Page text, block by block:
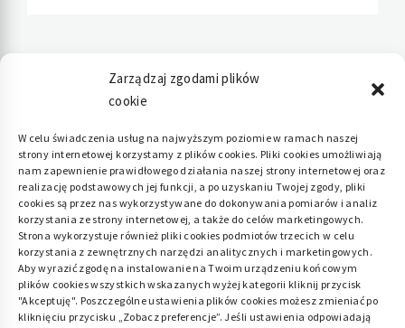
Zarządzaj zgodami plików
cookie
W celu świadczenia usług na najwyższym poziomie w ramach naszej
strony internetowej korzystamy z plików cookies. Pliki cookies umożliwiają
nam zapewnienie prawidłowego działania naszej strony internetowej oraz
realizację podstawowych jej funkcji, a po uzyskaniu Twojej zgody, pliki
cookies są przez nas wykorzystywane do dokonywania pomiarów i analiz
korzystania ze strony internetowej, a także do celów marketingowych.
Strona wykorzystuje również pliki cookies podmiotów trzecich w celu
korzystania z zewnętrznych narzędzi analitycznych i marketingowych.
Aby wyrazić zgodę na instalowanie na Twoim urządzeniu końcowym
plików cookies wszystkich wskazanych wyżej kategorii kliknij przycisk
"Akceptuję". Poszczególne ustawienia plików cookies możesz zmieniać po
kliknięciu przycisku „Zobacz preferencje”. Jeśli ustawienia odpowiadają
Polityka plików cookies (EU)|Polityka
prywatności